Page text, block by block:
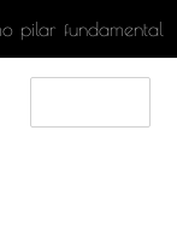
pilar fundamental